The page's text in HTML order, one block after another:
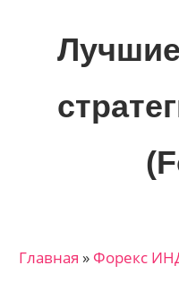
трейдеров
Главная » Форекс